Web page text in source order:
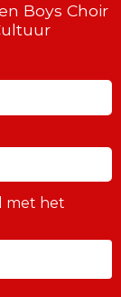
Boys Choir
met het